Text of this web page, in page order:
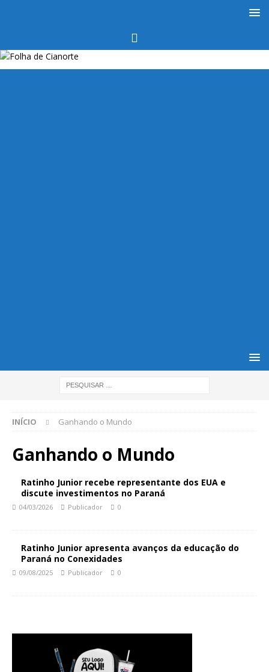
INÍCIO Ganhando o Mundo
Ganhando o Mundo
Ratinho Junior recebe representante dos EUA e
discute investimentos no Paraná
04/03/2026 Publicador 0
Ratinho Junior apresenta avanços da educação do
Paraná no Conexidades
09/08/2025 Publicador 0